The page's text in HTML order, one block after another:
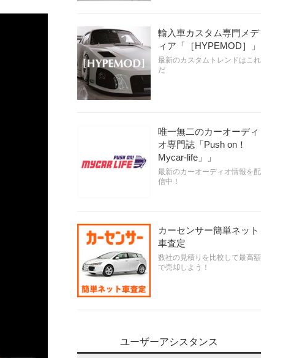
輸入車カスタム専門メデ
ィア「［HYPEMOD］」
最新のカスタムトレンドはこれ
だ
唯一無二のカーオーディ
オ専門誌「Push on！
Mycar-life」」
最新のカーオーディオ情報を配
信中！
カーセンサー簡単ネット
車査定
数社の見積りを比較して最高額
で売却しよう！
ユーザーアシスタンス